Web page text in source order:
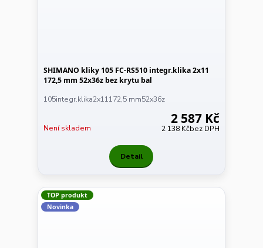
SHIMANO kliky 105 FC-RS510 integr.klika 2x11
172,5 mm 52x36z bez krytu bal
105integr.klika2x11172,5 mm52x36z
2 587 Kč
2 138 Kčbez DPH
Není skladem
Detail
TOP produkt
Novinka